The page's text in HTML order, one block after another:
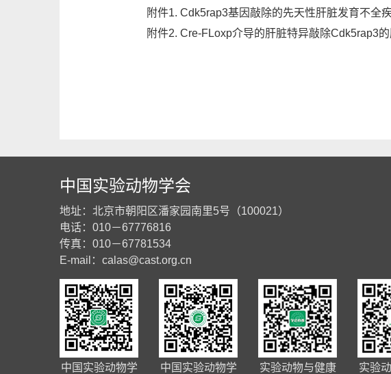
附件1. Cdk5rap3基因敲除的先天性肝脏发育不全
附件2. Cre-FLoxp介导的肝脏特异敲除Cdk5rap3
中国实验动物学会
地址：北京市朝阳区潘家园南里5号（100021）
电话：010－67776816
传真：010－67781534
E-mail： calas@cast.org.cn
中国实验动物学 中国实验动物学 实验动物与健康 实验